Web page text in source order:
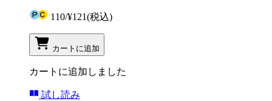
110/¥121(税込)
カートに追加
カートに追加しました
試し読み